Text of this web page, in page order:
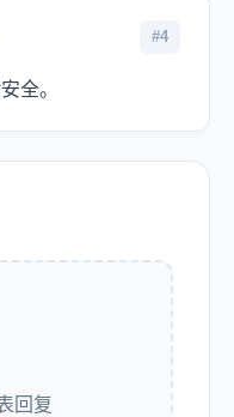
#4
全。
回复